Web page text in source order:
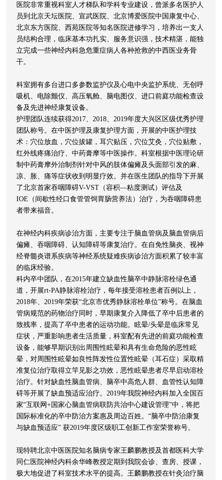
医院非常重视科室人才梯队和学科专业建设，曾派多名医护人
员到北京天坛医院、宣武医院、北京博爱医院中国康复中心、
北京东方医院、西苑医院等知名医院进修学习，培养出一支人
员结构合理，临床基本功扎实、服务意识强，技术精湛，能独
立完成一些神经内科急危重症病人各种抢救的中西医业务骨
干。
科室拥有多台进口多参数监护仪及心电中央监护系统、无创呼
吸机、电除颤仪、高压氧舱、脑电图仪、进口前庭功能检查设
备及先进神经康复设备。
护理团队连续获得2017、2018、2019年度大兴区区级优秀护理
团队称号。在中医护理及康复护理方面，开展的中医护理技
术：穴位放血，穴位拔罐，耳穴贴压，穴位艾灸，穴位贴敷，
红外线疼痛治疗、中药膏摩等中医操作。科室根据中医理论研
制中药膏摩外治制剂针对中风的肢体偏瘫及头面部引发的麻、
凉、胀、痛等症状收到明显疗效。并在医生团队的指导下开展
了北京首家吞咽障碍V-VST（容积—粘度测试）评估及
IOE（间歇性经口食管管饲胃肠营养法）治疗，为吞咽障碍患
者带来福音。
在神经内科疾病诊治方面，主要专注于脑血管病及脑血管病后
偏瘫、吞咽障碍、认知障碍等康复治疗。在自免性脑炎、视神
经脊髓炎谱系疾病等神经系统疑难疾病诊治方面积累了较丰富
的临床经验。
科内卒中团队，在2015年建立缺血性脑卒中静脉溶栓绿色通
道，开展rt-PA静脉溶栓治疗，每年接受溶栓患者百例以上，
2018年、2019年荣获“北京市优秀静脉溶栓单位”称号。在脑血
管病规范的药物治疗同时，早期康复介入降低了卒中后患者的
致残率，提高了卒中患者的运动功能。眩晕/头晕是临床常见
症状，严重影响患者生活质量，科室配有先进的前庭功能检查
设备，能够早期识别出周围性眩晕和具有生命危险的恶性眩
晕，对周围性眩晕如良性阵发性位置性眩晕（耳石症）采取精
准复位治疗取得立竿见影之功效，恶性眩晕患者尽早启动溶栓
治疗。针对缺血性脑血管病、脑卒中高危人群、血管性认知障
碍等开展了缺血预适应治疗。2019年我院神经内科加入全国百
家“互联网+国家心脑血管病联防共治中心建设管理”中，将把
国际标准化的卒中防治方案惠及周边百姓。“脑卒中防治康复
与缺血预适应” 获2019年度区级职工创新工作室荣誉称号。
现特聘北京中医医院知名脑病专家王麟鹏教授及首都医科大学
同仁医院神经内科余华峰教授定期到我院会诊、查房、授课，
极大地促进了科室技术水平的提高。王麟鹏教授在针灸治疗脑